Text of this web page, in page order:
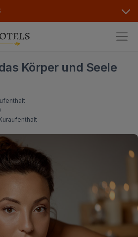
Körper und Seele
)